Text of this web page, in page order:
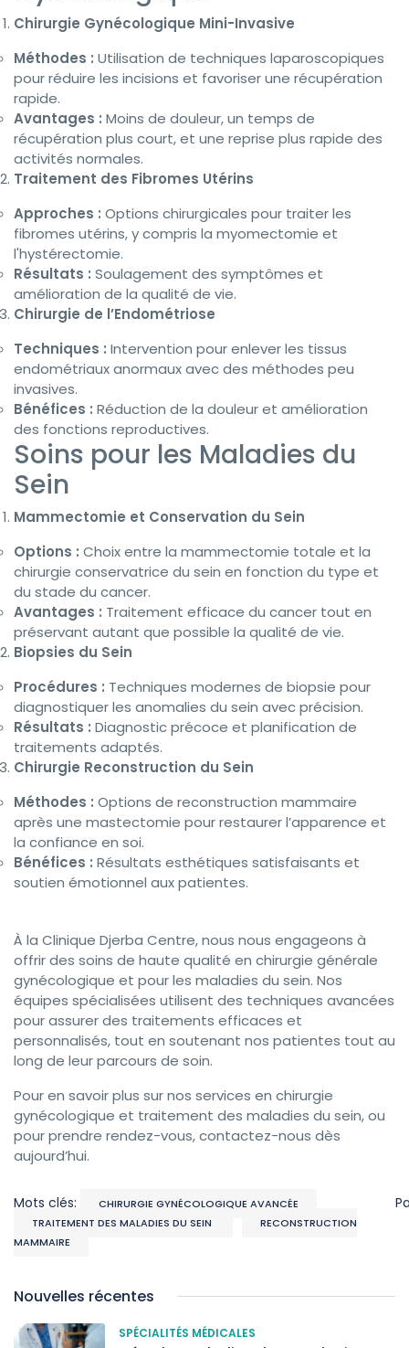
Chirurgie Gynécologique Mini-Invasive
Méthodes : Utilisation de techniques laparoscopiques
pour réduire les incisions et favoriser une récupération
rapide.
Avantages : Moins de douleur, un temps de
récupération plus court, et une reprise plus rapide des
activités normales.
Traitement des Fibromes Utérins
Approches : Options chirurgicales pour traiter les
fibromes utérins, y compris la myomectomie et
l'hystérectomie.
Résultats : Soulagement des symptômes et
amélioration de la qualité de vie.
Chirurgie de l’Endométriose
Techniques : Intervention pour enlever les tissus
endométriaux anormaux avec des méthodes peu
invasives.
Bénéfices : Réduction de la douleur et amélioration
des fonctions reproductives.
Soins pour les Maladies du
Sein
Mammectomie et Conservation du Sein
Options : Choix entre la mammectomie totale et la
chirurgie conservatrice du sein en fonction du type et
du stade du cancer.
Avantages : Traitement efficace du cancer tout en
préservant autant que possible la qualité de vie.
Biopsies du Sein
Procédures : Techniques modernes de biopsie pour
diagnostiquer les anomalies du sein avec précision.
Résultats : Diagnostic précoce et planification de
traitements adaptés.
Chirurgie Reconstruction du Sein
Méthodes : Options de reconstruction mammaire
après une mastectomie pour restaurer l’apparence et
la confiance en soi.
Bénéfices : Résultats esthétiques satisfaisants et
soutien émotionnel aux patientes.
À la Clinique Djerba Centre, nous nous engageons à
offrir des soins de haute qualité en chirurgie générale
gynécologique et pour les maladies du sein. Nos
équipes spécialisées utilisent des techniques avancées
pour assurer des traitements efficaces et
personnalisés, tout en soutenant nos patientes tout au
long de leur parcours de soin.
Pour en savoir plus sur nos services en chirurgie
gynécologique et traitement des maladies du sein, ou
pour prendre rendez-vous, contactez-nous dès
aujourd’hui.
Mots clés:
CHIRURGIE GYNÉCOLOGIQUE AVANCÉE
TRAITEMENT DES MALADIES DU SEIN
RECONSTRUCTION
MAMMAIRE
Nouvelles récentes
SPÉCIALITÉS MÉDICALES